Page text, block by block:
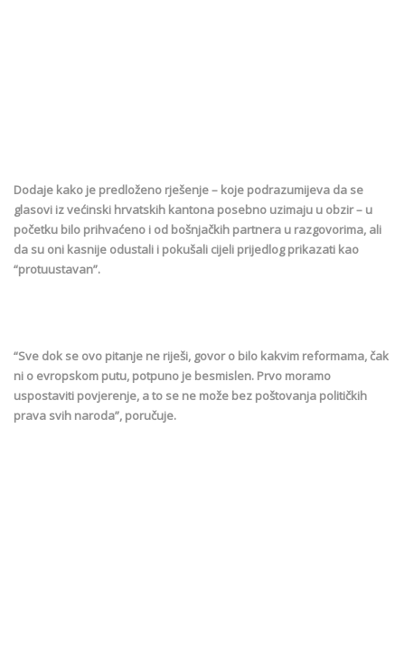
Dodaje kako je predloženo rješenje – koje podrazumijeva da se
glasovi iz većinski hrvatskih kantona posebno uzimaju u obzir – u
početku bilo prihvaćeno i od bošnjačkih partnera u razgovorima, ali
da su oni kasnije odustali i pokušali cijeli prijedlog prikazati kao
“protuustavan”.
“Sve dok se ovo pitanje ne riješi, govor o bilo kakvim reformama, čak
ni o evropskom putu, potpuno je besmislen. Prvo moramo
uspostaviti povjerenje, a to se ne može bez poštovanja političkih
prava svih naroda”, poručuje.